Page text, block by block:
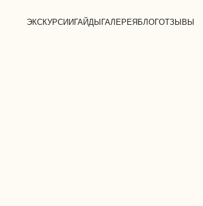
ЭКСКУРСИИГАЙДЫГАЛЕРЕЯБЛОГОТЗЫВЫ